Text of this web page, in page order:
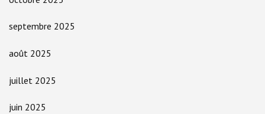
septembre 2025
août 2025
juillet 2025
juin 2025